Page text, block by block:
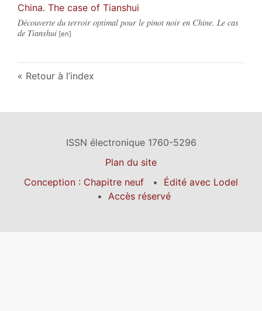
China. The case of Tianshui
Découverte du terroir optimal pour le pinot noir en Chine. Le cas
de Tianshui
Retour à l’index
ISSN électronique 1760-5296
Plan du site
Conception : Chapitre neuf
Édité avec Lodel
Accès réservé